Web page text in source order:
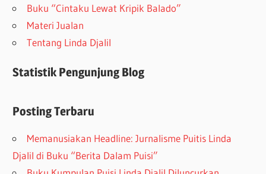
Buku “Cintaku Lewat Kripik Balado”
Materi Jualan
Tentang Linda Djalil
Statistik Pengunjung Blog
Posting Terbaru
Memanusiakan Headline: Jurnalisme Puitis Linda
Djalil di Buku “Berita Dalam Puisi”